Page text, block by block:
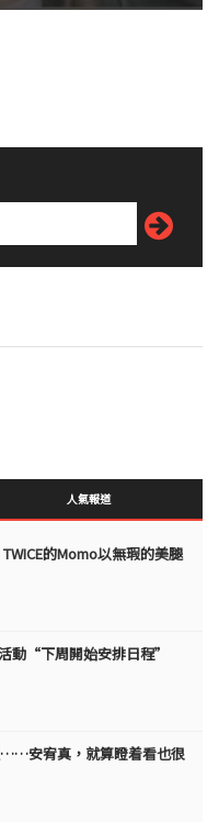
人氣報道
的Momo以無瑕的美腿
動“下周開始安排日程”
安宥真，就算瞪着看也很